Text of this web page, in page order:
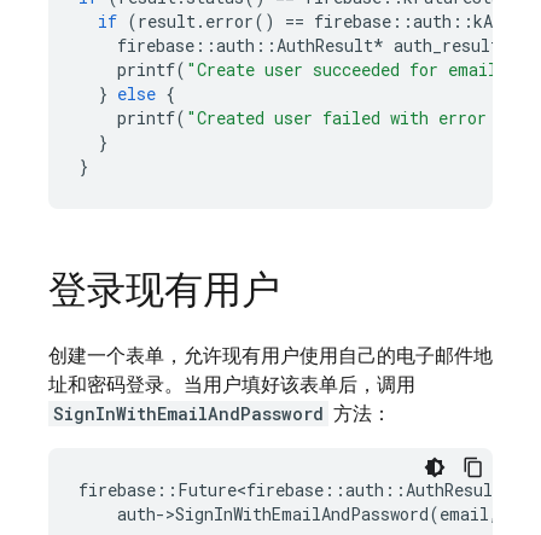
if (result. error() == firebase ::auth ::
firebase ::auth ::AuthResult* auth_result
printf( "Create user succeeded for email %s
} else {
printf( "Created user failed with error '%s'
}
}
登录现有用户
创建一个表单，允许现有用户使用自己的电子邮件地
址和密码登录。当用户填好该表单后，调用
SignInWithEmailAndPassword 方法：
firebase :: Future<firebase ::auth ::AuthResult
auth->SignInWithEmailAndPassword(email,